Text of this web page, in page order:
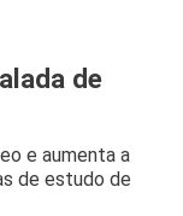
de
e aumenta a
de estudo de